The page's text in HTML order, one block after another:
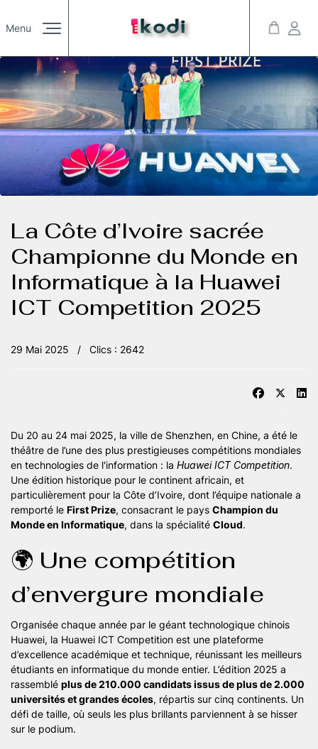
Menu
Actualités /00
/00
Blog /00
Imprint
Privacy Policy
© 2023 Kreativa. All rights reserved. Powered by JoomShaper
Youtube Twitter LinkedIn Instagram
La Côte d’Ivoire sacrée
Championne du Monde en
Informatique à la Huawei
ICT Competition 2025
29 Mai 2025 Clics : 2642
Du 20 au 24 mai 2025, la ville de Shenzhen, en Chine, a été le
théâtre de l’une des plus prestigieuses compétitions mondiales
en technologies de l'information : la Huawei ICT Competition.
Une édition historique pour le continent africain, et
particulièrement pour la Côte d’Ivoire, dont l’équipe nationale a
remporté le First Prize, consacrant le pays Champion du
Monde en Informatique, dans la spécialité Cloud.
🌍 Une compétition
d’envergure mondiale
Organisée chaque année par le géant technologique chinois
Huawei, la Huawei ICT Competition est une plateforme
d’excellence académique et technique, réunissant les meilleurs
étudiants en informatique du monde entier. L’édition 2025 a
rassemblé plus de 210.000 candidats issus de plus de 2.000
universités et grandes écoles, répartis sur cinq continents. Un
défi de taille, où seuls les plus brillants parviennent à se hisser
sur le podium.